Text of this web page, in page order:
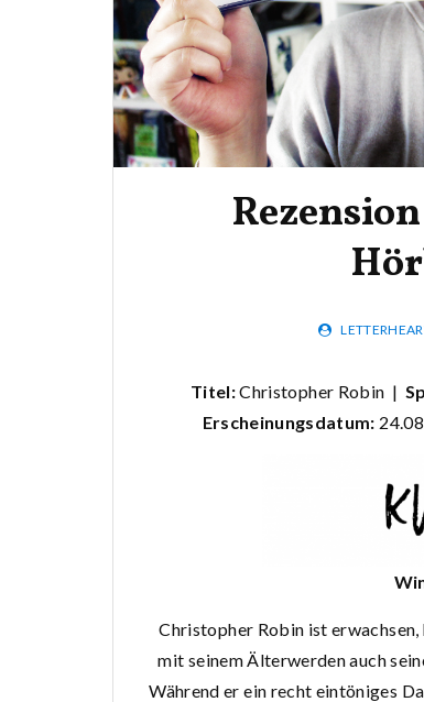
Titel:Christopher Robin |
Erscheinungsdatum:
Christopher Robin ist erwachsen,
mit seinem Älterwerden auch
Während er ein recht eintöniges